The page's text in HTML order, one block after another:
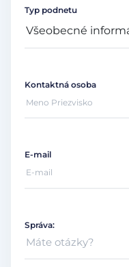
Typ podnetu
Kontaktná osoba
E-mail
Správa: